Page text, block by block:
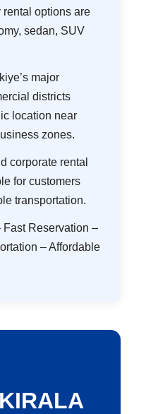
options are
sedan, SUV
major
districts
location near
zones.
corporate rental
for customers
transportation.
Fast Reservation –
– Affordable